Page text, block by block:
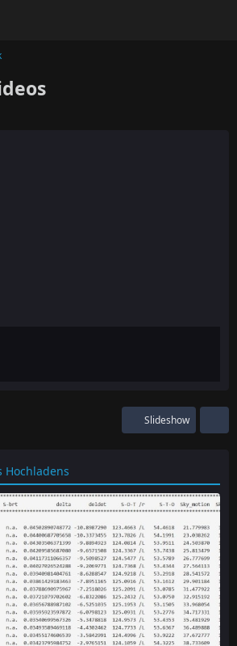
Slideshow
Hochladens